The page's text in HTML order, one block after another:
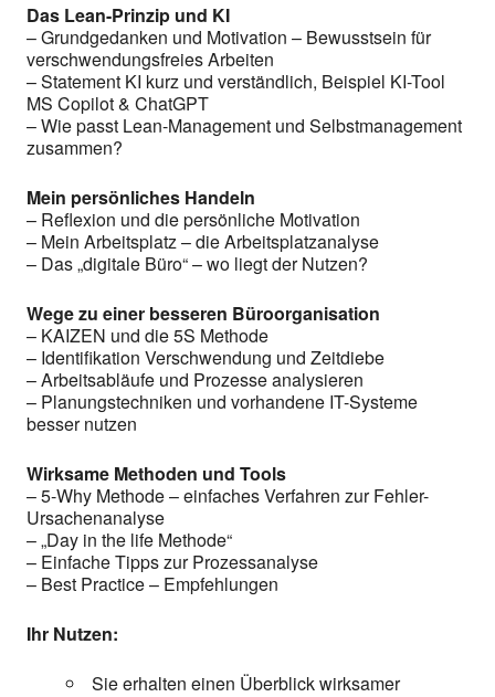
Das Lean-Prinzip und KI
– Grundgedanken und Motivation – Bewusstsein für
verschwendungsfreies Arbeiten
– Statement KI kurz und verständlich, Beispiel KI-Tool
MS Copilot & ChatGPT
– Wie passt Lean-Management und Selbstmanagement
zusammen?
Mein persönliches Handeln
– Reflexion und die persönliche Motivation
– Mein Arbeitsplatz – die Arbeitsplatzanalyse
– Das „digitale Büro“ – wo liegt der Nutzen?
Wege zu einer besseren Büroorganisation
– KAIZEN und die 5S Methode
– Identifikation Verschwendung und Zeitdiebe
– Arbeitsabläufe und Prozesse analysieren
– Planungstechniken und vorhandene IT-Systeme
besser nutzen
Wirksame Methoden und Tools
– 5-Why Methode – einfaches Verfahren zur Fehler-
Ursachenanalyse
– „Day in the life Methode“
– Einfache Tipps zur Prozessanalyse
– Best Practice – Empfehlungen
Ihr Nutzen:
Sie erhalten einen Überblick wirksamer